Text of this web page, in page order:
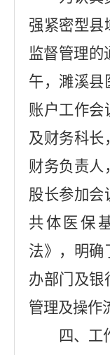
强紧密型县
监督管理的
午，濉溪县
账户工作会
及财务科长
财务负责人
股长参加会
共体医保
法》，明确
办部门及银
管理及操作
四、工